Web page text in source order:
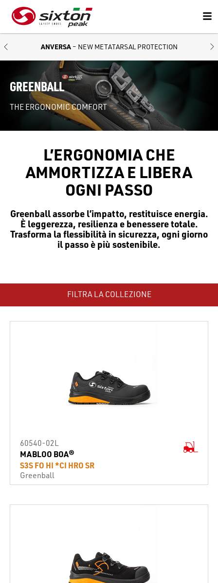
ANVERSA – NEW METATARSAL PROTECTION
GREENBALL
THE ERGONOMIC COMFORT
L’ERGONOMIA CHE
AMMORTIZZA E LIBERA
OGNI PASSO
Greenball assorbe l’impatto, restituisce energia.
È leggerezza, resilienza e benessere totale.
Trasforma la flessibilità in sicurezza, ogni giorno
il passo è più sostenibile.
FILTRA LA COLLEZIONE
60540-02L
MABLOO BOA®
S3S FO HI *CI HRO SR
Greenball